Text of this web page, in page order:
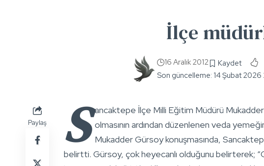
İlçe
Son güncelleme: 14 Şubat
16 Aralık 2012
Paylaş S ancaktepe İlçe Milli Eğitim Müdürü
olmasının ardından düzenlenen veda
Mukadder Gürsoy konuşmasında,
belirtti. Gürsoy, çok heyecanlı olduğunu belirterek;